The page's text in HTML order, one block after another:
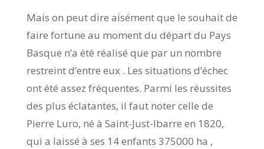
Mais on peut dire aisément que le souhait de
faire fortune au moment du départ du Pays
Basque n’a été réalisé que par un nombre
restreint d’entre eux . Les situations d’échec
ont été assez fréquentes. Parmi les réussites
des plus éclatantes, il faut noter celle de
Pierre Luro, né à Saint-Just-Ibarre en 1820,
qui a laissé à ses 14 enfants 375000 ha ,